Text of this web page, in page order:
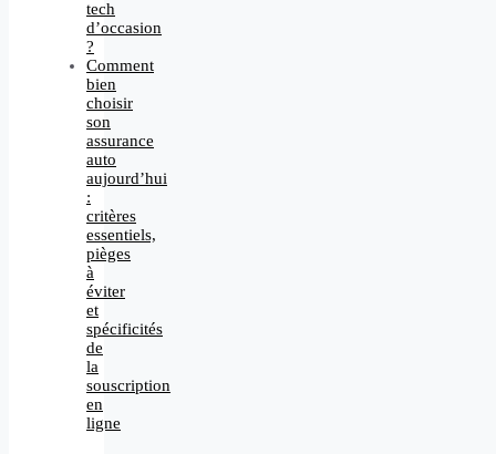
tech
d’occasion
?
Comment
bien
choisir
son
assurance
auto
aujourd’hui
:
critères
essentiels,
pièges
à
éviter
et
spécificités
de
la
souscription
en
ligne